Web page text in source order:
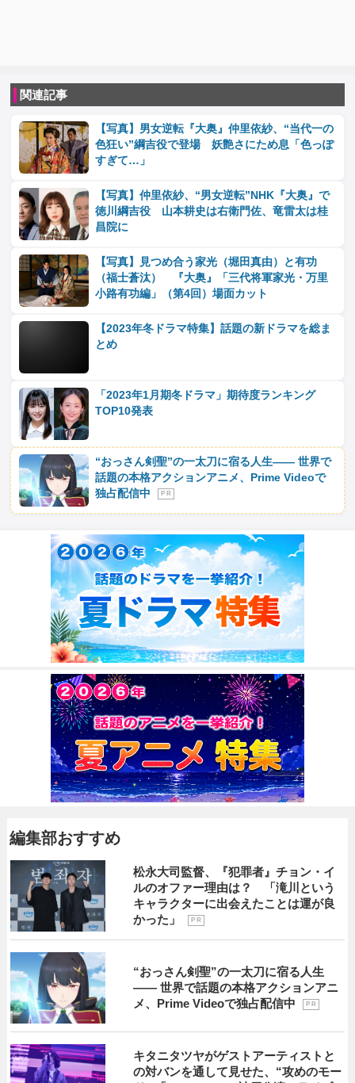
関連記事
【写真】男女逆転『大奥』仲里依紗、“当代一の
色狂い”綱吉役で登場 妖艶さにため息「色っぽ
すぎて…」
【写真】仲里依紗、“男女逆転”NHK『大奥』で
徳川綱吉役 山本耕史は右衛門佐、竜雷太は桂
昌院に
【写真】見つめ合う家光（堀田真由）と有功
（福士蒼汰） 『大奥』「三代将軍家光・万里
小路有功編」（第4回）場面カット
【2023年冬ドラマ特集】話題の新ドラマを総ま
とめ
「2023年1月期冬ドラマ」期待度ランキング
TOP10発表
“おっさん剣聖”の一太刀に宿る人生―― 世界で
話題の本格アクションアニメ、Prime Videoで
独占配信中
P R
編集部おすすめ
松永大司監督、『犯罪者』チョン・イ
ルのオファー理由は？ 「滝川という
キャラクターに出会えたことは運が良
かった」
P R
“おっさん剣聖”の一太刀に宿る人生
―― 世界で話題の本格アクションアニ
メ、Prime Videoで独占配信中
P R
キタニタツヤがゲストアーティストと
の対バンを通して見せた、“攻めのモー